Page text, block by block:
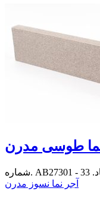
آجر نما نسوز مدرن